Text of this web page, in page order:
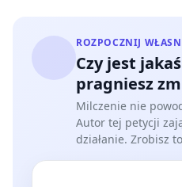
ROZPOCZNIJ
Czy jest
pragniesz
Milczenie nie
Autor tej petycji
działanie. Zrobisz